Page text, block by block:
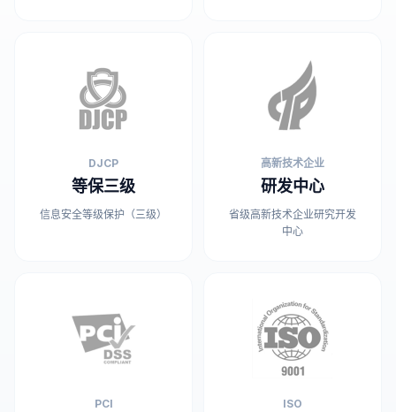
DJCP
等保三级
信息安全等级保护（三级）
高新技术企业
研发中心
省级高新技术企业研究开发
中心
PCI ISO